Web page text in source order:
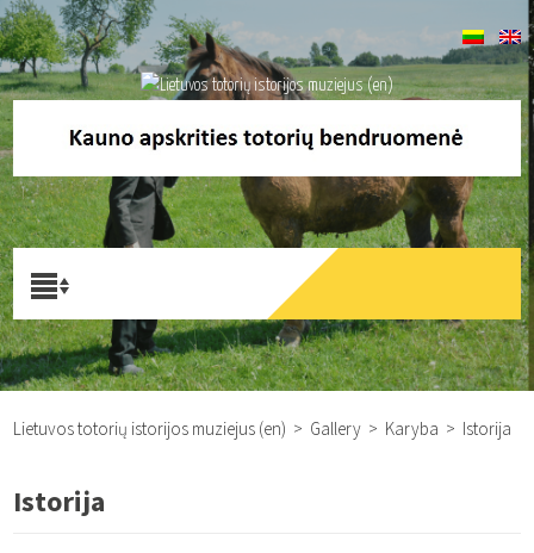
Lietuvos totorių istorijos muziejus (en) > Gallery > Karyba > Istorija
Istorija